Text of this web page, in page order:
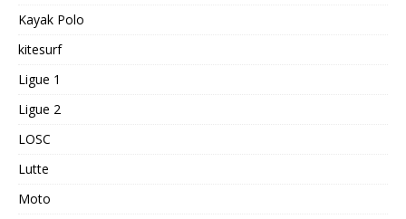
Kayak Polo
kitesurf
Ligue 1
Ligue 2
LOSC
Lutte
Moto